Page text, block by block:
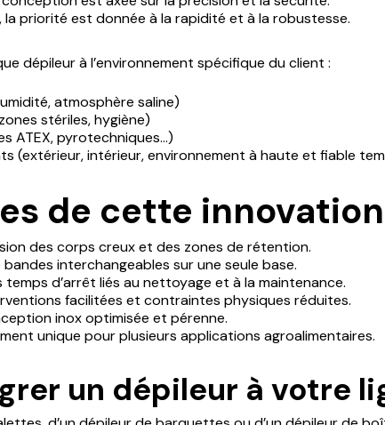
la priorité est donnée à la rapidité et à la robustesse.
dépileur à l’environnement spécifique du client :
atmosphère saline)
stériles, hygiène)
ATEX, pyrotechniques…)
(extérieur, intérieur, environnement à haute et fiable
de cette innovation
des corps creux et des zones de rétention.
interchangeables sur une seule base.
d’arrêt liés au nettoyage et à la maintenance.
facilitées et contraintes physiques réduites.
inox optimisée et pérenne.
unique pour plusieurs applications agroalimentaires.
un dépileur à votre